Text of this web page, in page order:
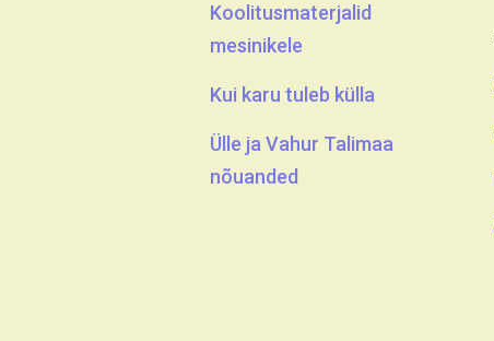
Koolitusmaterjalid
mesinikele
Kui karu tuleb külla
Ülle ja Vahur Talimaa
nõuanded